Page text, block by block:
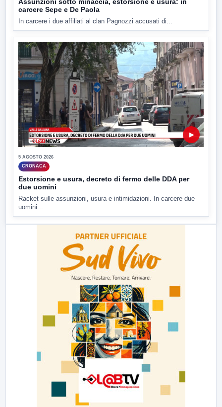
carcere Sepe e De Paola
In carcere i due affiliati al clan Pagnozzi accusati di...
▶
5 AGOSTO 2026
CRONACA
Estorsione e usura, decreto di fermo delle DDA per
due uomini
Racket sulle assunzioni, usura e intimidazioni. In carcere due
uomini...